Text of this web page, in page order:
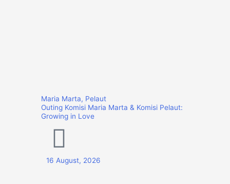
Maria Marta, Pelaut
Outing Komisi Maria Marta & Komisi Pelaut:
Growing in Love
16 August, 2026